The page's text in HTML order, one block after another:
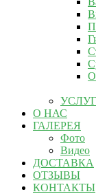
О НАС
ГАЛЕРЕЯ
Фото
Видео
ДОСТАВКА
ОТЗЫВЫ
КОНТАКТЫ